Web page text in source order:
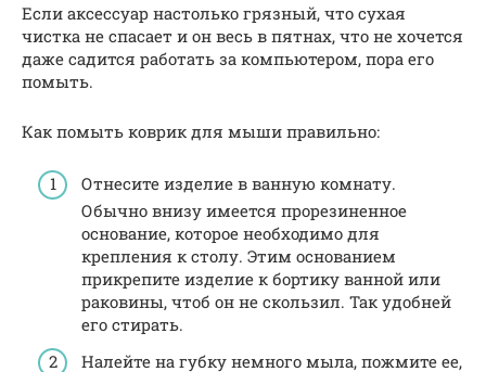
Если аксессуар настолько грязный, что сухая
чистка не спасает и он весь в пятнах, что не хочется
даже садится работать за компьютером, пора его
помыть.
Как помыть коврик для мыши правильно:
Отнесите изделие в ванную комнату.
Обычно внизу имеется прорезиненное
основание, которое необходимо для
крепления к столу. Этим основанием
прикрепите изделие к бортику ванной или
раковины, чтоб он не скользил. Так удобней
его стирать.
Налейте на губку немного мыла, пожмите ее,